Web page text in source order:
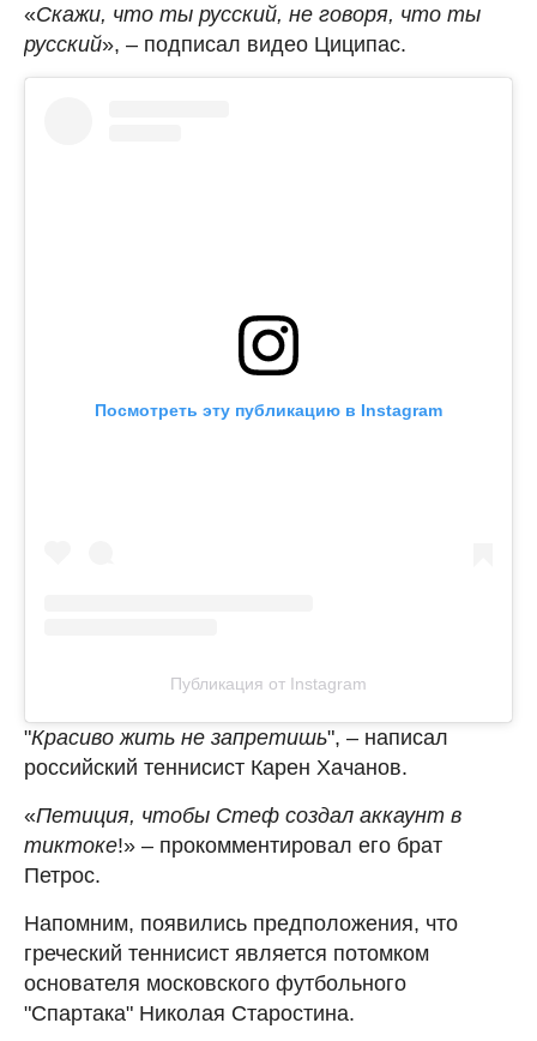
«Скажи, что ты русский, не говоря, что ты
русский», – подписал видео Циципас.
Посмотреть эту публикацию в Instagram
Публикация от Instagram
"Красиво жить не запретишь", – написал
российский теннисист Карен Хачанов.
«Петиция, чтобы Стеф создал аккаунт в
тиктоке!» – прокомментировал его брат
Петрос.
Напомним, появились предположения, что
греческий теннисист является потомком
основателя московского футбольного
"Спартака" Николая Старостина.